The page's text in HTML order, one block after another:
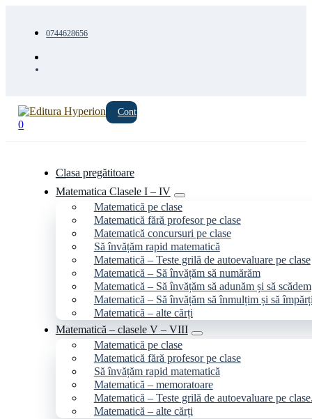
0744628656
Cont
0
Clasa pregătitoare
Matematica Clasele I – IV
Matematică pe clase
Matematică fără profesor pe clase
Matematică concursuri pe clase
Să învățăm rapid matematică
Matematică – Teste grilă de autoevaluare pe clase
Matematică – Să învățăm să numărăm
Matematică – Să învățăm să adunăm și să scădem
Matematică – Să învățăm să înmulțim și să
Matematică – alte cărți
Matematică – clasele V – VIII
Matematică pe clase
Matematică fără profesor pe clase
Să învățăm rapid matematică
Matematică – memoratoare
Matematică – Teste grilă de autoevaluare pe
Matematică – alte cărți